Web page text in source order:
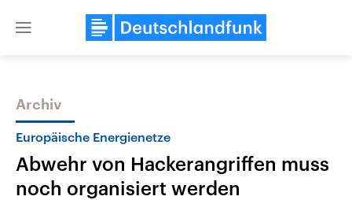
Close
Themen
Archiv
Europäische Energienetze
Abwehr von Hackerangriffen muss
noch organisiert werden